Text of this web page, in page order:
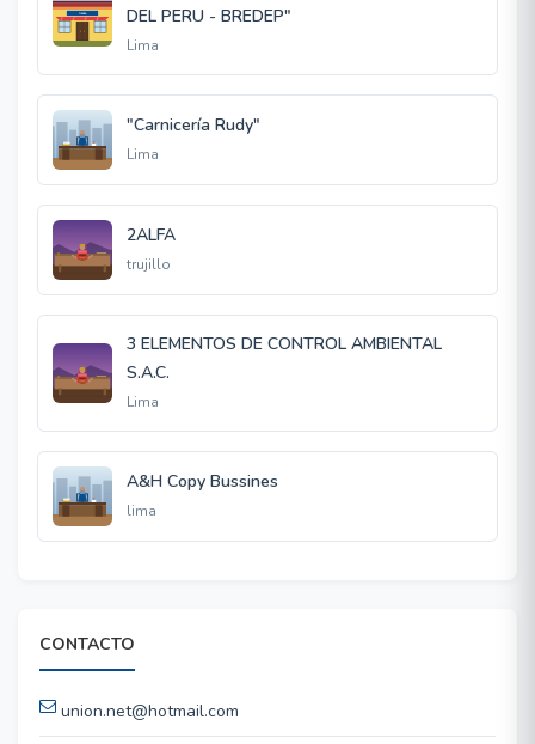
DEL PERU - BREDEP"
Lima
"Carnicería Rudy"
Lima
2ALFA
trujillo
3 ELEMENTOS DE CONTROL AMBIENTAL
S.A.C.
Lima
A&H Copy Bussines
lima
CONTACTO
union.net@hotmail.com